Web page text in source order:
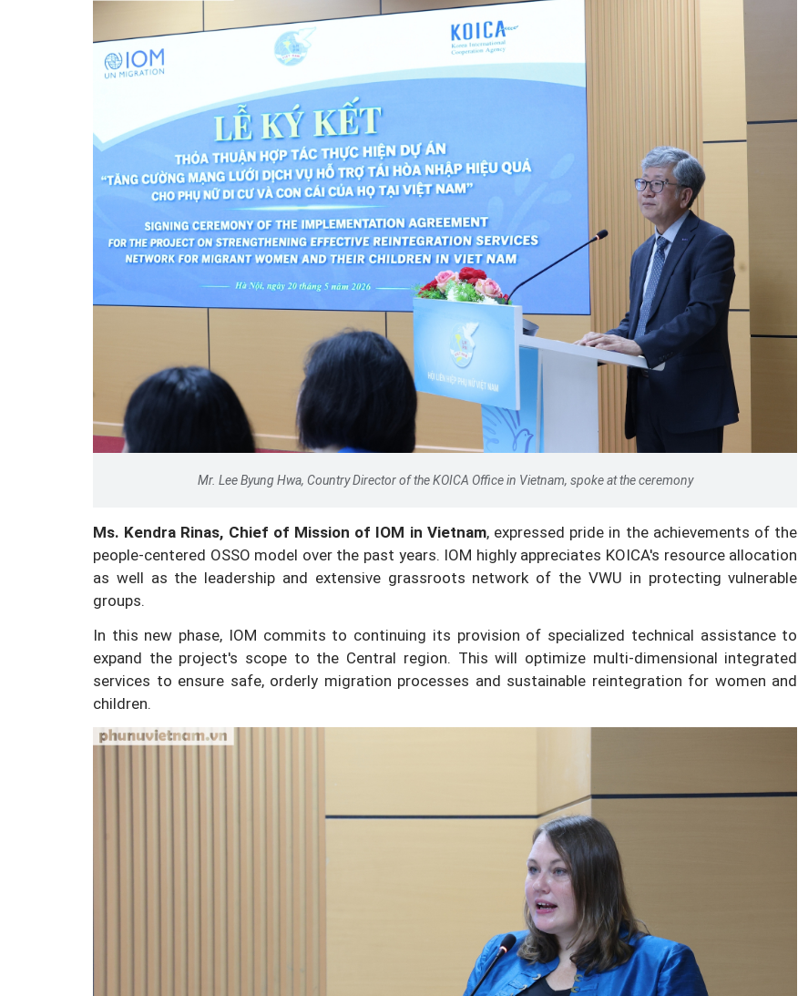
Mr. Lee Byung Hwa, Country Director of the KOICA Office in Vietnam, spoke at the ceremony
Ms. Kendra Rinas, Chief of Mission of IOM in Vietnam, expressed pride in the achievements of the
people-centered OSSO model over the past years. IOM highly appreciates KOICA's resource allocation
as well as the leadership and extensive grassroots network of the VWU in protecting vulnerable
groups.
In this new phase, IOM commits to continuing its provision of specialized technical assistance to
expand the project's scope to the Central region. This will optimize multi-dimensional integrated
services to ensure safe, orderly migration processes and sustainable reintegration for women and
children.